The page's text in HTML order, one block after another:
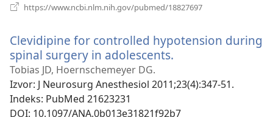
https://www.ncbi.nlm.nih.gov/pubmed/18827697
prozor)
Clevidipine for controlled hypotension during
spinal surgery in adolescents.
novi
Tobias JD, Hoernschemeyer DG.
Izvor‎: J Neurosurg Anesthesiol 2011;23(4):347-51.
Indeks‎: PubMed 21623231
DOI‎: 10.1097/ANA.0b013e31821f92b7